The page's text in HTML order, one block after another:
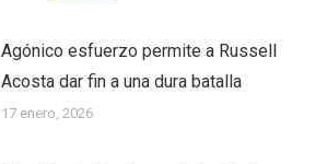
Agónico esfuerzo permite a Russell
Acosta dar fin a una dura batalla
17 enero, 2026